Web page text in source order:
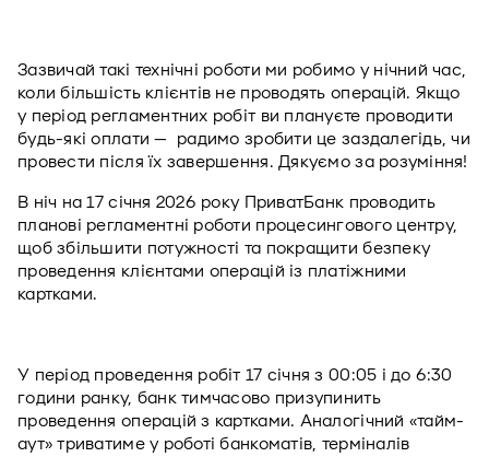
Зазвичай такі технічні роботи ми робимо у нічний час,
коли більшість клієнтів не проводять операцій. Якщо
у період регламентних робіт ви плануєте проводити
будь-які оплати —  радимо зробити це заздалегідь, чи
провести після їх завершення. Дякуємо за розуміння!
В ніч на 17 січня 2026 року ПриватБанк проводить
планові регламентні роботи процесингового центру,
щоб збільшити потужності та покращити безпеку
проведення клієнтами операцій із платіжними
картками.
У період проведення робіт 17 січня з 00:05 і до 6:30
години ранку, банк тимчасово призупинить
проведення операцій з картками. Аналогічний «тайм-
аут» триватиме у роботі банкоматів, терміналів